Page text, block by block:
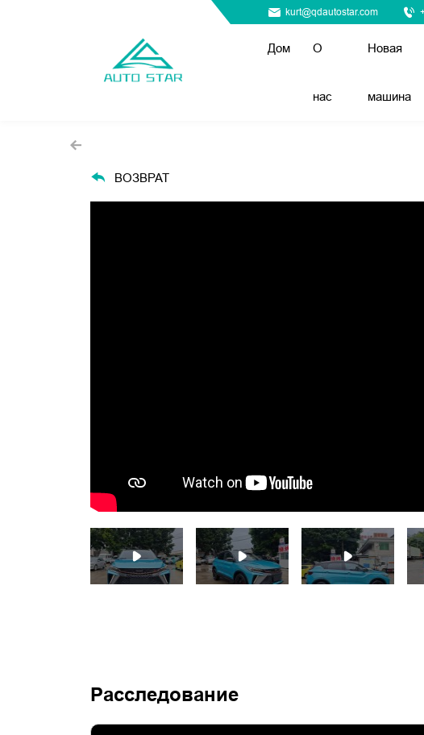
kurt@qdautostar.com
Дом О
нас
Новая
машина
ВОЗВРАТ
Расследование